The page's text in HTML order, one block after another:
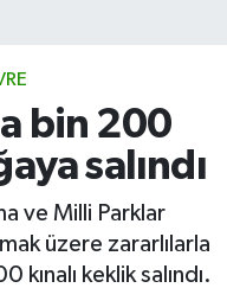
bin 200
salındı
ve Milli Parklar
üzere zararlılarla
keklik salındı.